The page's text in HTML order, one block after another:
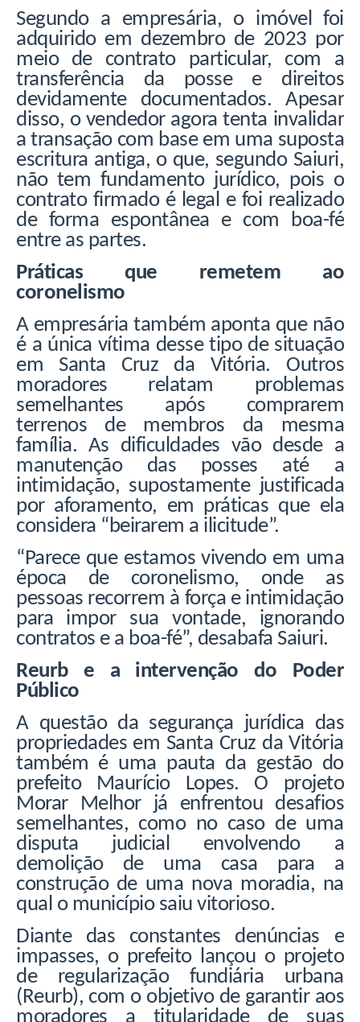
Segundo a empresária, o imóvel foi
adquirido em dezembro de 2023 por
meio de contrato particular, com a
transferência da posse e direitos
devidamente documentados. Apesar
disso, o vendedor agora tenta invalidar
a transação com base em uma suposta
escritura antiga, o que, segundo Saiuri,
não tem fundamento jurídico, pois o
contrato firmado é legal e foi realizado
de forma espontânea e com boa-fé
entre as partes.
Práticas que remetem ao
coronelismo
A empresária também aponta que não
é a única vítima desse tipo de situação
em Santa Cruz da Vitória. Outros
moradores relatam problemas
semelhantes após comprarem
terrenos de membros da mesma
família. As dificuldades vão desde a
manutenção das posses até a
intimidação, supostamente justificada
por aforamento, em práticas que ela
considera “beirarem a ilicitude”.
“Parece que estamos vivendo em uma
época de coronelismo, onde as
pessoas recorrem à força e intimidação
para impor sua vontade, ignorando
contratos e a boa-fé”, desabafa Saiuri.
Reurb e a intervenção do Poder
Público
A questão da segurança jurídica das
propriedades em Santa Cruz da Vitória
também é uma pauta da gestão do
prefeito Maurício Lopes. O projeto
Morar Melhor já enfrentou desafios
semelhantes, como no caso de uma
disputa judicial envolvendo a
demolição de uma casa para a
construção de uma nova moradia, na
qual o município saiu vitorioso.
Diante das constantes denúncias e
impasses, o prefeito lançou o projeto
de regularização fundiária urbana
(Reurb), com o objetivo de garantir aos
moradores a titularidade de suas